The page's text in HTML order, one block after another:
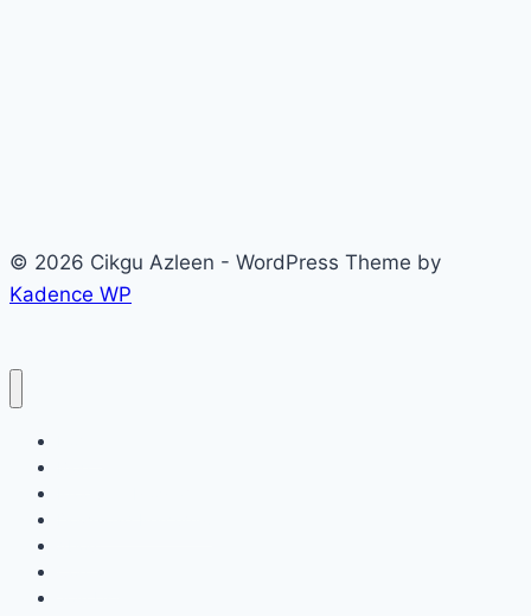
© 2026 Cikgu Azleen - WordPress Theme by
Kadence WP